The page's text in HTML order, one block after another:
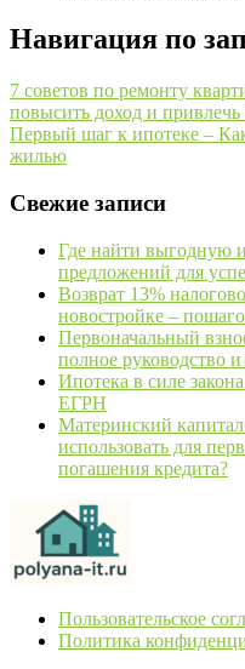
Навигация по
7 советов по ремонту
повысить доход и привлечь
Первый шаг к ипотеке –
жилью
Свежие записи
Где найти выгодную
предложений для
Возврат 13%
новостройке –
Первоначальный
полное руководство
Ипотека в силе
ЕГРН
Материнский
использовать для
погашения кредита?
Пользовательское
Политика